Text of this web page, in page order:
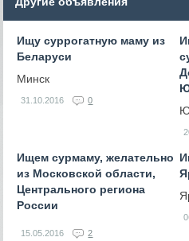
Ищу суррогатную маму из
Беларуси
Минск
31.10.2016 0
Ищем сурмаму, желательно
из Московской области,
Центрального региона
России
15.05.2016 2